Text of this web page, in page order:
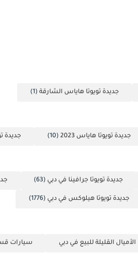
جديدة تويوتا هاياس الشارقة (1)
جديدة تويوتا هاياس 2023 (10) جديدة
جديدة تويوتا جرافينا في دبي (63)
جديدة تويوتا هيلوكس في دبي (1776)
القليلة للبيع في دبي سيارات